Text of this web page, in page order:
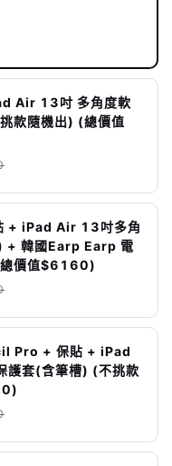
Air 13吋 多角度軟
款隨機出) (總價值
+ iPad Air 13吋多角
+ 韓國Earp Earp 電
總價值$6160)
Pro + 保貼 + iPad
護套(含筆槽) (不挑款